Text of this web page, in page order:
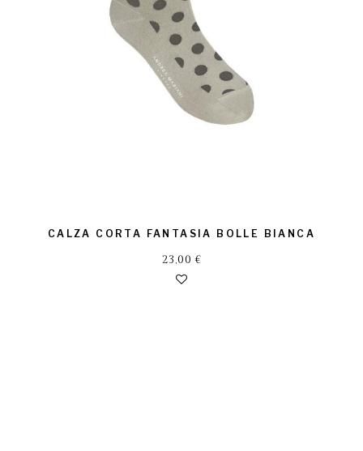
CALZA CORTA FANTASIA BOLLE BIANCA
23,00€